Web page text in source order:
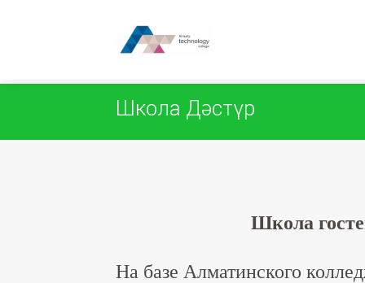
Школа Дәстүр
Школа
На базе Алматинского